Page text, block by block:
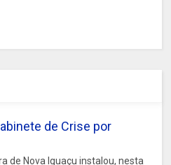
de Crise por
de Nova Iguaçu instalou, nesta